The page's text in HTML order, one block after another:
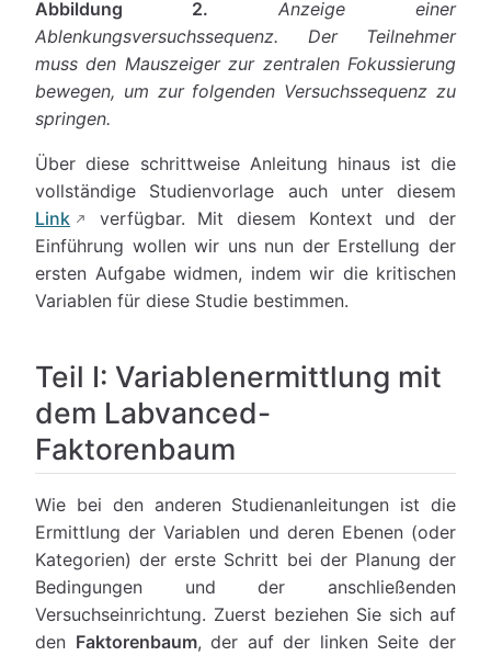
Abbildung 2.
Anzeige einer
Ablenkungsversuchssequenz. Der Teilnehmer
muss den Mauszeiger zur zentralen Fokussierung
bewegen, um zur folgenden Versuchssequenz zu
springen.
Über diese schrittweise Anleitung hinaus ist die
vollständige Studienvorlage auch unter diesem
Link
verfügbar. Mit diesem Kontext und der
Einführung wollen wir uns nun der Erstellung der
ersten Aufgabe widmen, indem wir die kritischen
Variablen für diese Studie bestimmen.
Teil I: Variablenermittlung mit
dem Labvanced-
Faktorenbaum
Wie bei den anderen Studienanleitungen ist die
Ermittlung der Variablen und deren Ebenen (oder
Kategorien) der erste Schritt bei der Planung der
Bedingungen und der anschließenden
Versuchseinrichtung. Zuerst beziehen Sie sich auf
den Faktorenbaum, der auf der linken Seite der